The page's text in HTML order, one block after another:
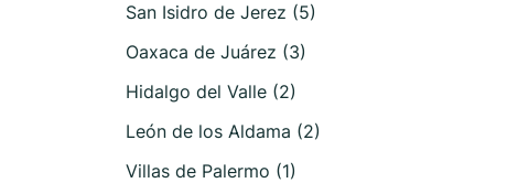
San Isidro de Jerez (5)
Oaxaca de Juárez (3)
Hidalgo del Valle (2)
León de los Aldama (2)
Villas de Palermo (1)